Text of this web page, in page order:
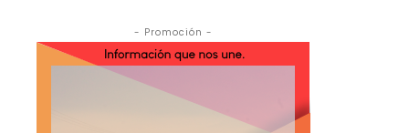
- Promoción -